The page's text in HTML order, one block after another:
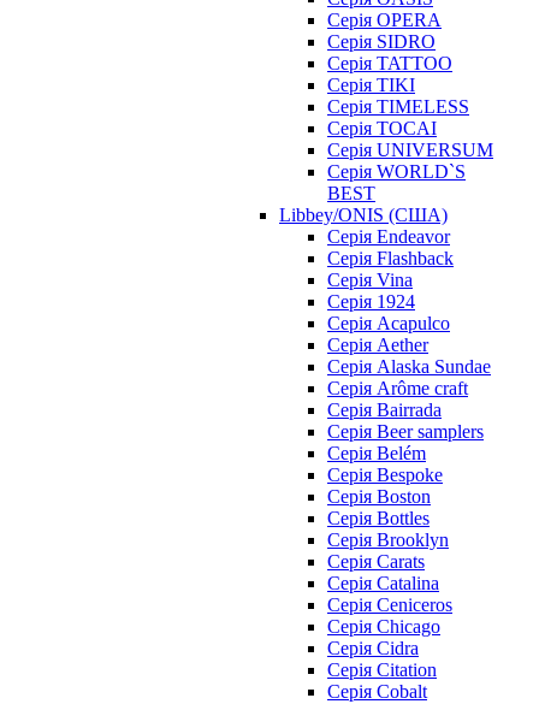
Серія OPERA
Серія SIDRO
Серія TATTOO
Серія TIKI
Серія TIMELESS
Серія TOCAI
Серія UNIVERSUM
Серія WORLD`S
BEST
Libbey/ONIS (США)
Cерія Endeavor
Cерія Flashback
Cерія Vina
Серія 1924
Серія Acapulco
Серія Aether
Серія Alaska Sundae
Серія Arôme craft
Серія Bairrada
Серія Beer samplers
Серія Belém
Серія Bespoke
Серія Boston
Серія Bottles
Серія Brooklyn
Серія Carats
Серія Catalina
Серія Ceniceros
Серія Chicago
Серія Cidra
Серія Citation
Серія Cobalt